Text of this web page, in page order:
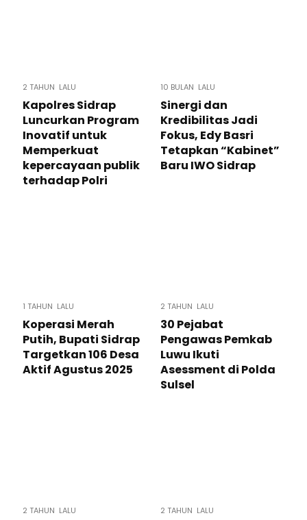
2 TAHUN LALU
Kapolres Sidrap
Luncurkan Program
Inovatif untuk
Memperkuat
kepercayaan publik
terhadap Polri
10 BULAN LALU
Sinergi dan
Kredibilitas Jadi
Fokus, Edy Basri
Tetapkan “Kabinet”
Baru IWO Sidrap
1 TAHUN LALU
Koperasi Merah
Putih, Bupati Sidrap
Targetkan 106 Desa
Aktif Agustus 2025
2 TAHUN LALU
30 Pejabat
Pengawas Pemkab
Luwu Ikuti
Asessment di Polda
Sulsel
2 TAHUN LALU 2 TAHUN LALU